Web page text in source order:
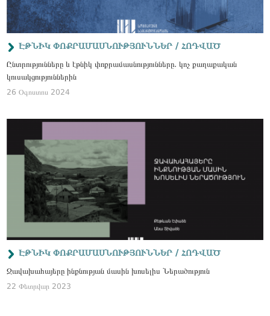
ԷԹՆԻԿ ՓՈՔՐԱՄԱՍՆՈՒԹՅՈՒՆՆԵՐ / ՀՈԴՎԱԾ
Ընտրությունները և էթնիկ փոքրամասնությունները. կոչ քաղաքական
կուսակցություններին
26 Օգոստոս 2024
ԷԹՆԻԿ ՓՈՔՐԱՄԱՍՆՈՒԹՅՈՒՆՆԵՐ / ՀՈԴՎԱԾ
Ջավախահայերը ինքնության մասին խոսելիս Ներածություն
22 Փետրվար 2023